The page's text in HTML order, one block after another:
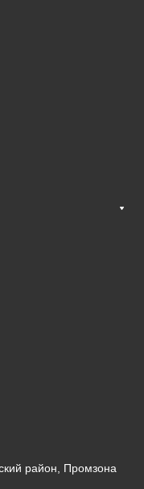
район, Промзона